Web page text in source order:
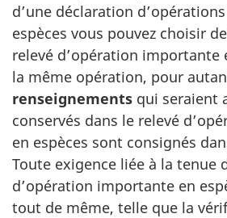
d’une déclaration
espèces vous pouvez choisir
relevé d’opération importante
la même opération, pour
renseignements qui seraient
conservés dans le relevé
en espèces sont consignés
Toute exigence liée à la tenue
d’opération importante en
tout de même, telle que la